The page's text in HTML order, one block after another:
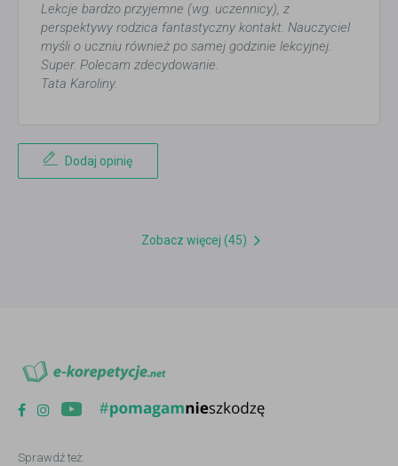
Lekcje bardzo przyjemne (wg. uczennicy), z
perspektywy rodzica fantastyczny kontakt. Nauczyciel
myśli o uczniu również po samej godzinie lekcyjnej.
Super. Polecam zdecydowanie.
Tata Karoliny.
Dodaj opinię
Zobacz więcej (45)
Sprawdź też: